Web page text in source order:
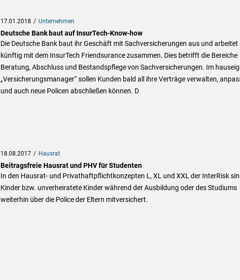
17.01.2018 Unternehmen
Deutsche Bank baut auf InsurTech-Know-how
Die Deutsche Bank baut ihr Geschäft mit Sachversicherungen aus und arbeitet
künftig mit dem InsurTech Friendsurance zusammen. Dies betrifft die Bereiche
Beratung, Abschluss und Bestandspflege von Sachversicherungen. Im
„Versicherungsmanager“ sollen Kunden bald all ihre Verträge verwalten,
und auch neue Policen abschließen können. D
18.08.2017 Hausrat
Beitragsfreie Hausrat und PHV für Studenten
In den Hausrat- und Privathaftpflichtkonzepten L, XL und XXL der InterRisk
Kinder bzw. unverheiratete Kinder während der Ausbildung oder des Studiums
weiterhin über die Police der Eltern mitversichert.